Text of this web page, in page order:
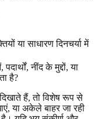
या साधारण दिनचर्या में
नींद के मुद्दों, या
है?
हैं, तो विशेष रूप से
या अकेले बाहर जा रही